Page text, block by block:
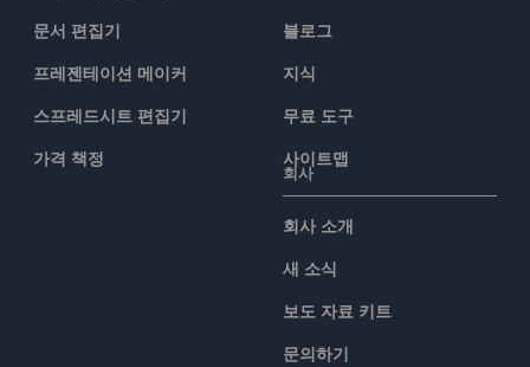
문서 편집기
프레젠테이션 메이커
스프레드시트 편집기
가격 책정
블로그
지식
무료 도구
사이트맵
회사
회사 소개
새 소식
보도 자료 키트
문의하기